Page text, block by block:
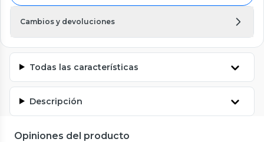
Cambios y devoluciones
Todas las características
Descripción
Opiniones del producto